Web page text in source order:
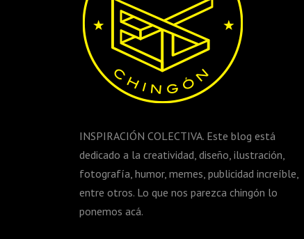
INSPIRACIÓN COLECTIVA. Este blog está
dedicado a la creatividad, diseño, ilustración,
fotografía, humor, memes, publicidad increíble,
entre otros. Lo que nos parezca chingón lo
ponemos acá.